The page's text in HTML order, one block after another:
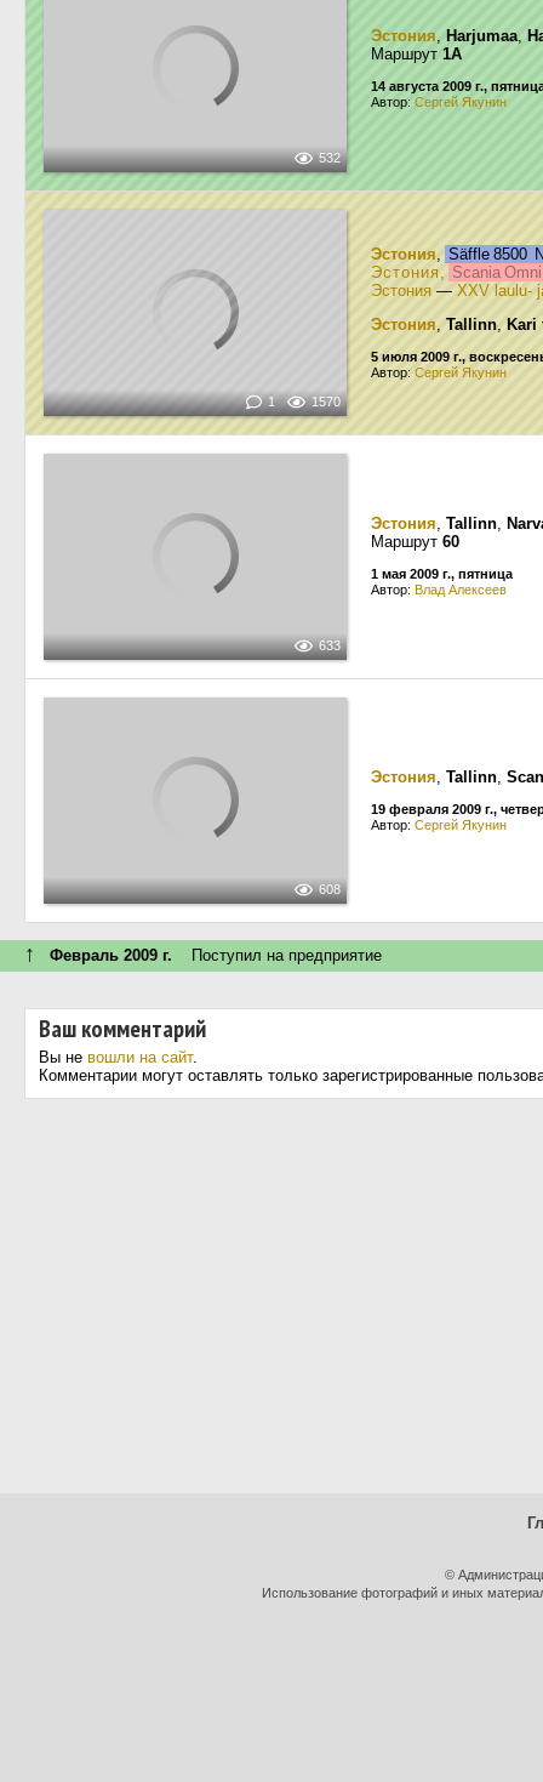
532
Эстония, Harjumaa,
Маршрут 1A
14 августа 2009 г.,
Автор: Сергей Якунин
1 1570
Эстония, Säffle 8500
Эстония, Scania
Эстония — XXV laulu-
Эстония, Tallinn, Kari
5 июля 2009 г.,
Автор: Сергей Якунин
633
Эстония, Tallinn,
Маршрут 60
1 мая 2009 г., пятница
Автор: Влад Алексеев
608
Эстония, Tallinn,
19 февраля 2009 г.,
Автор: Сергей Якунин
↑ Февраль 2009 г. Поступил на предприятие
Ваш комментарий
Вы не вошли на сайт.
Комментарии могут оставлять только зарегистрированные
©
Использование фотографий и иных